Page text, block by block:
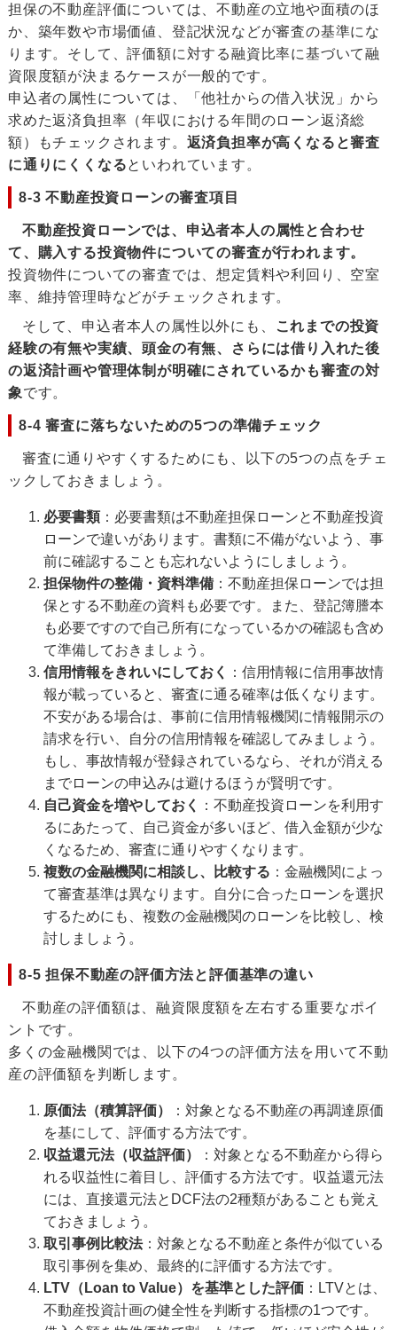
担保の不動産評価については、不動産の立地や面積のほ
か、築年数や市場価値、登記状況などが審査の基準にな
ります。そして、評価額に対する融資比率に基づいて融
資限度額が決まるケースが一般的です。
申込者の属性については、「他社からの借入状況」から
求めた返済負担率（年収における年間のローン返済総
額）もチェックされます。 返済負担率が高くなると審査
に通りにくくなるといわれています。
8-3 不動産投資ローンの審査項目
不動産投資ローンでは、申込者本人の属性と合わせ
て、購入する投資物件についての審査が行われます。
投資物件についての審査では、想定賃料や利回り、空室
率、維持管理時などがチェックされます。
そして、申込者本人の属性以外にも、
これまでの投資
経験の有無や実績、頭金の有無、さらには借り入れた後
の返済計画や管理体制が明確にされているかも審査の対
象です。
8-4 審査に落ちないための5つの準備チェック
審査に通りやすくするためにも、以下の5つの点をチェ
ックしておきましょう。
必要書類：必要書類は不動産担保ローンと不動産投資
ローンで違いがあります。書類に不備がないよう、事
前に確認することも忘れないようにしましょう。
担保物件の整備・資料準備：不動産担保ローンでは担
保とする不動産の資料も必要です。また、登記簿謄本
も必要ですので自己所有になっているかの確認も含め
て準備しておきましょう。
信用情報をきれいにしておく
：信用情報に信用事故情
報が載っていると、審査に通る確率は低くなります。
不安がある場合は、事前に信用情報機関に情報開示の
請求を行い、自分の信用情報を確認してみましょう。
もし、事故情報が登録されているなら、それが消える
までローンの申込みは避けるほうが賢明です。
自己資金を増やしておく
：不動産投資ローンを利用す
るにあたって、自己資金が多いほど、借入金額が少な
くなるため、審査に通りやすくなります。
複数の金融機関に相談し、比較する ：金融機関によっ
て審査基準は異なります。自分に合ったローンを選択
するためにも、複数の金融機関のローンを比較し、検
討しましょう。
8-5 担保不動産の評価方法と評価基準の違い
不動産の評価額は、融資限度額を左右する重要なポイ
ントです。
多くの金融機関では、以下の4つの評価方法を用いて不動
産の評価額を判断します。
原価法（積算評価）
：対象となる不動産の再調達原価
を基にして、評価する方法です。
収益還元法（収益評価）
：対象となる不動産から得ら
れる収益性に着目し、評価する方法です。収益還元法
には、直接還元法とDCF法の2種類があることも覚え
ておきましょう。
取引事例比較法：対象となる不動産と条件が似ている
取引事例を集め、最終的に評価する方法です。
LTV（Loan to Value）を基準とした評価：LTVとは、
不動産投資計画の健全性を判断する指標の1つです。